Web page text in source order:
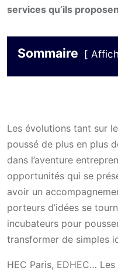
services qu’ils
Sommaire
Les évolutions tant sur
poussé de plus en plus
dans l’aventure
opportunités qui se
avoir un
porteurs d’idées se
incubateurs pour
transformer de simples
HEC Paris, EDHEC…